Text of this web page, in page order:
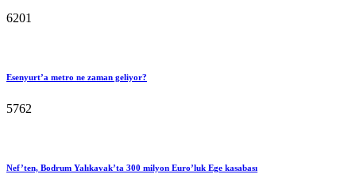
6201
Esenyurt’a metro ne zaman geliyor?
5762
Nef’ten, Bodrum Yalıkavak’ta 300 milyon Euro’luk Ege kasabası